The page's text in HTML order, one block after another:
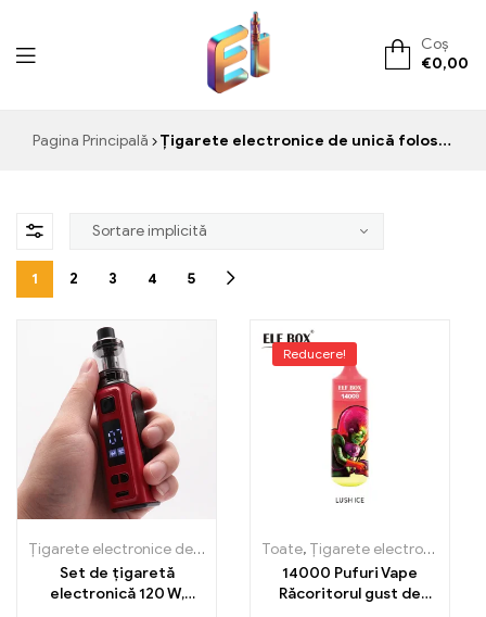
ElementVape.de
Coș
€0,00
Pagina Principală Țigarete electronice de unică folosință
1 2 3 4 5
Țigarete electronice de unică folosință ,Țigarete electronice de
Set de țigaretă
electronică 120 W,
Reducere!
Toate, Țigarete electronice de unică folosință
14000 Pufuri Vape
Răcoritorul gust de